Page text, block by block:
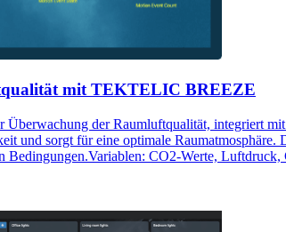
mit TEKTELIC BREEZE
Überwachung der Raumluftqualität, integriert
und sorgt für eine optimale
Bedingungen.Variablen: CO2-Werte,